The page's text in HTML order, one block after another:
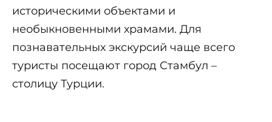
историческими объектами и
необыкновенными храмами. Для
познавательных экскурсий чаще всего
туристы посещают город Стамбул –
столицу Турции.